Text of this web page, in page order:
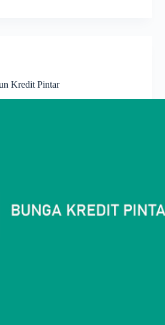
Kredit Pintar